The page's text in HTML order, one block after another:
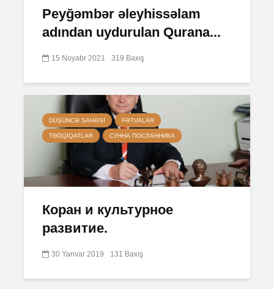
Peyğəmbər əleyhissəlam
adından uydurulan Qurana...
15 Noyabr 2021 319 Baxış
DÜŞÜNCƏ SAHƏSI FƏTVALAR
TƏDQIQATLAR СУННА ПОСЛАННИКА
Коран и культурное
развитие.
30 Yanvar 2019 131 Baxış